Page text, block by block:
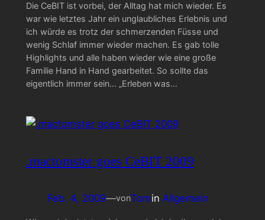
Die CeBIT ist vorbei, der Alltag hat mich wieder. Es
war wie letztes Jahr ein unglaubliches Erlebnis und
ich würde es trotz der schmerzenden Füsse und
wenig Schlaf immer wieder machen. Es gab tolle
Highlights und alle haben wieder wie eine große
Familie Hand in Hand gearbeitet. So sollte das
eigentlich immer sein… „Erleben was…
.mactomster goes CeBIT 2009
Feb. 4, 2009—vonTomin Allgemein